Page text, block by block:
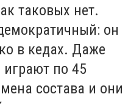
таковых нет.
он
в кедах. Даже
по 45
состава и они